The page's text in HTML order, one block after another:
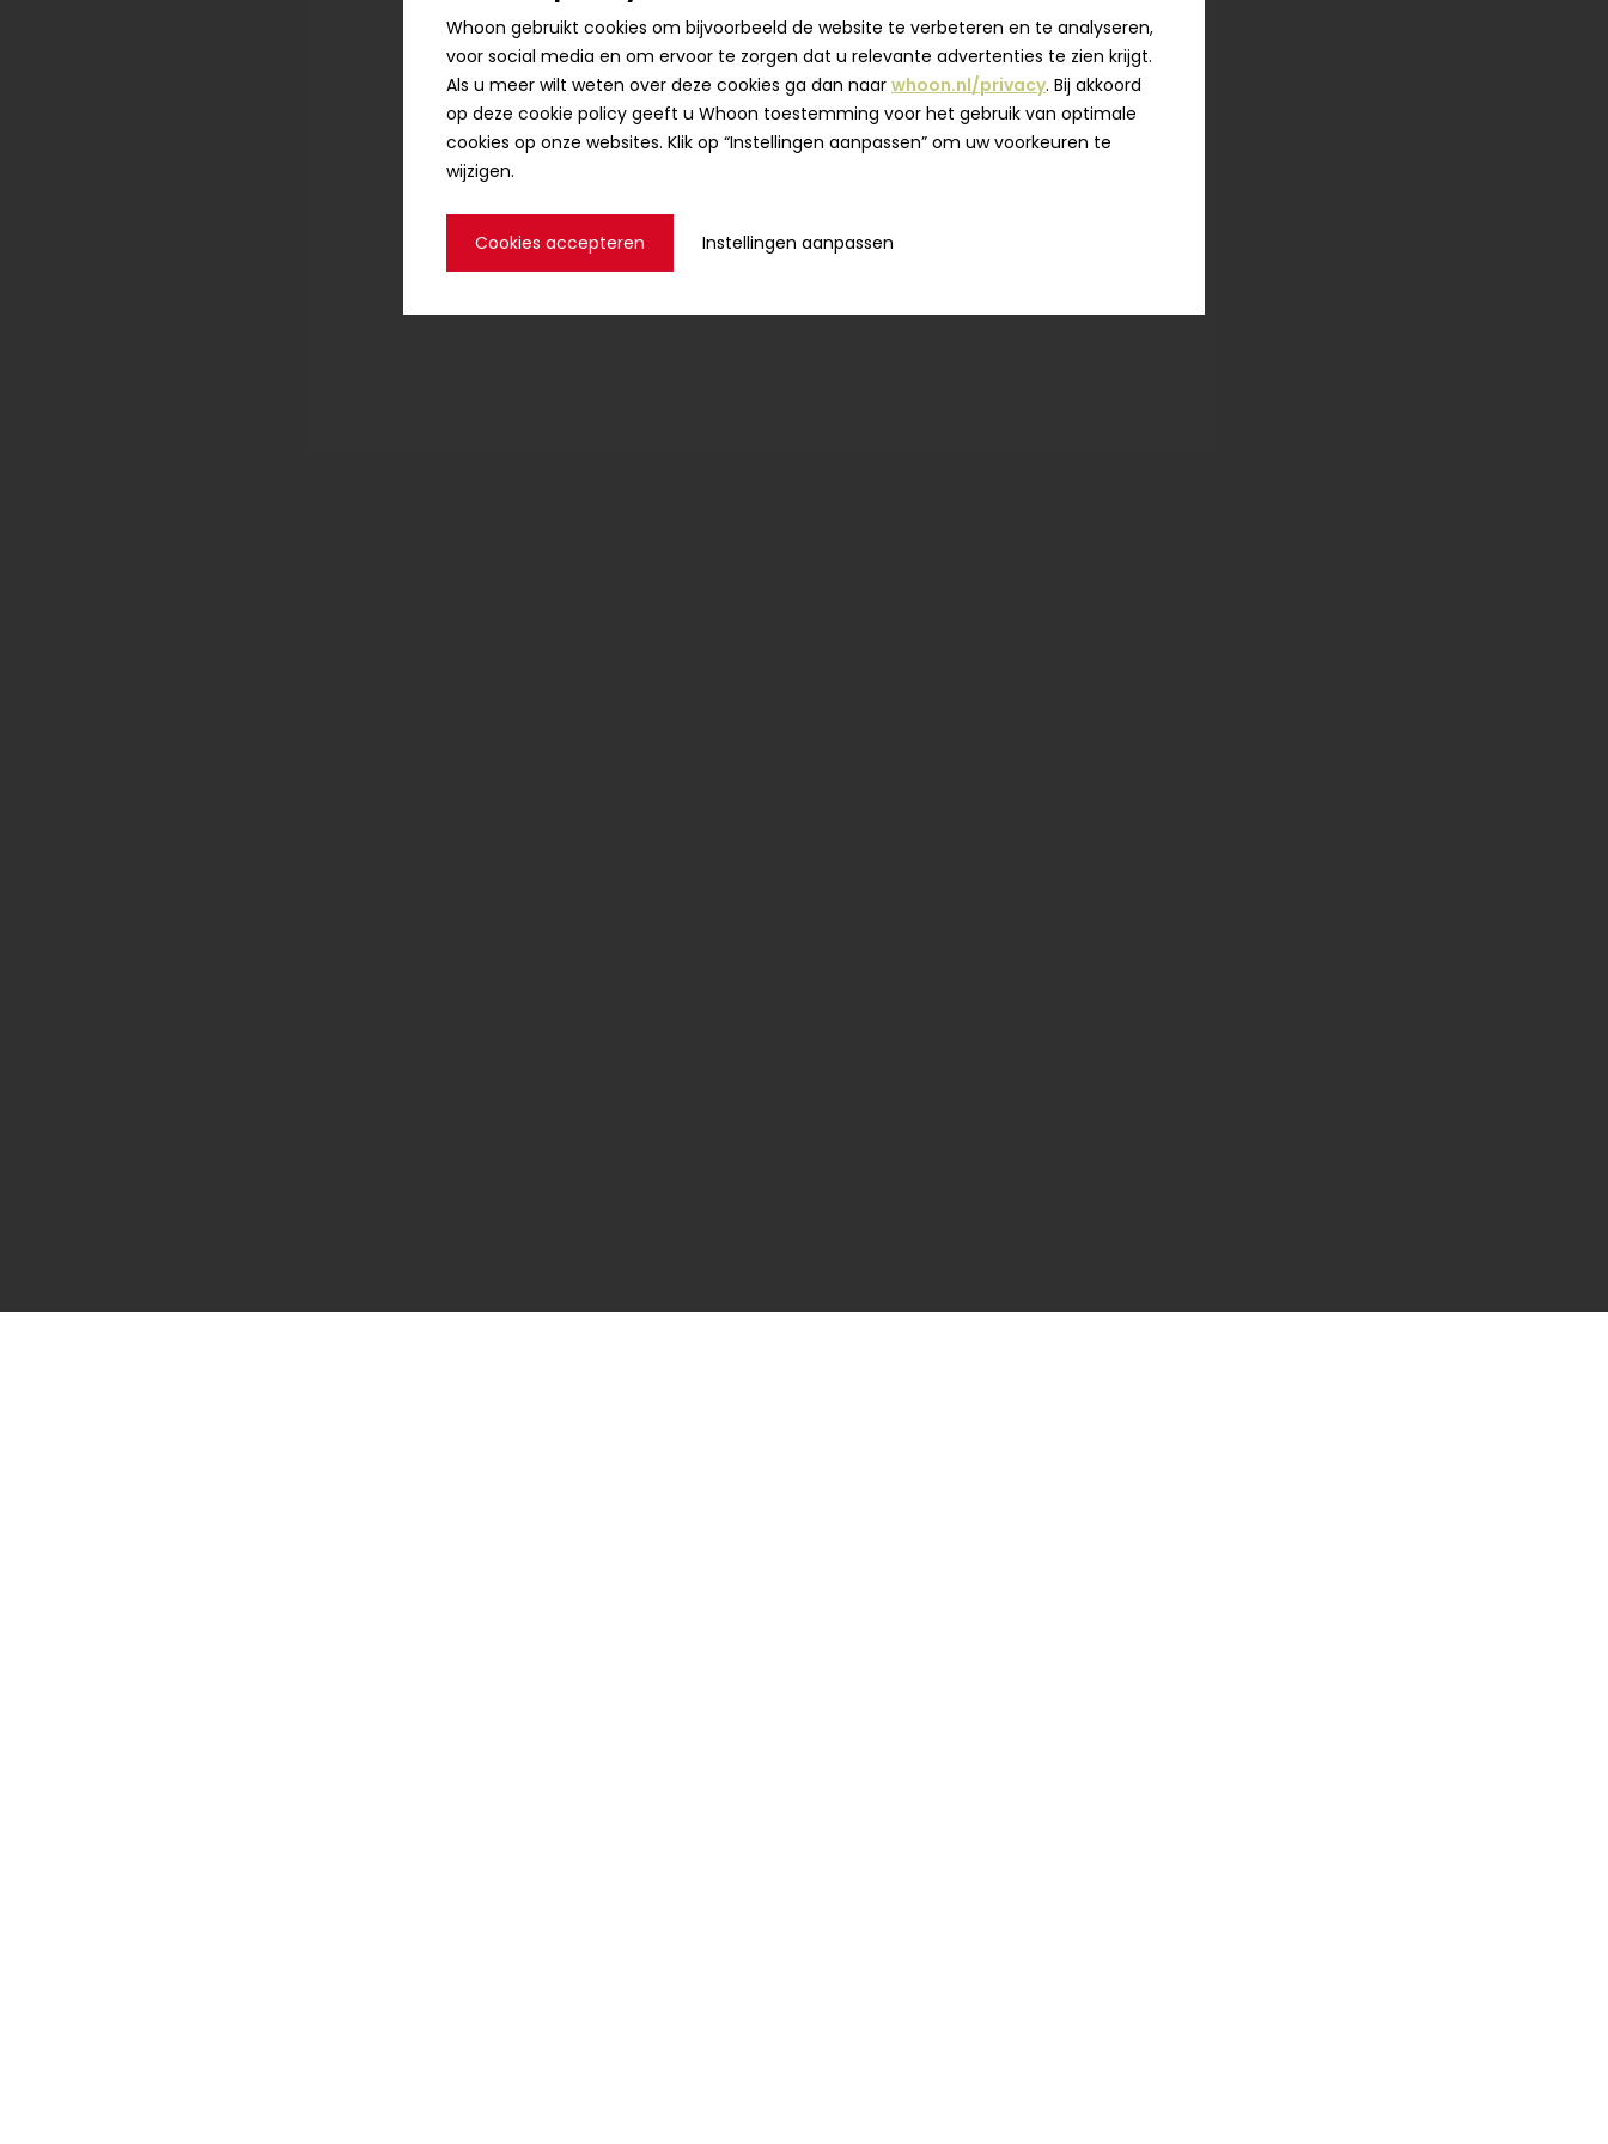
Whoon gebruikt cookies om bijvoorbeeld de website te verbeteren en te analyseren,
voor social media en om ervoor te zorgen dat u relevante advertenties te zien krijgt.
Als u meer wilt weten over deze cookies ga dan naar whoon.nl/privacy. Bij akkoord
op deze cookie policy geeft u Whoon toestemming voor het gebruik van optimale
cookies op onze websites. Klik op “Instellingen aanpassen” om uw voorkeuren te
wijzigen.
Cookies accepteren Instellingen aanpassen